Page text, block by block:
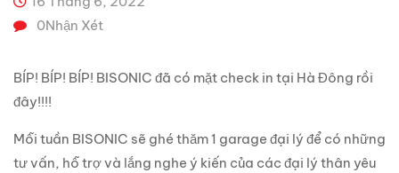
0Nhận Xét
BÍP! BÍP! BÍP! BISONIC đã có mặt check in tại Hà Đông rồi
đây!!!!
Mỗi tuần BISONIC sẽ ghé thăm 1 garage đại lý để có những
tư vấn, hỗ trợ và lắng nghe ý kiến của các đại lý thân yêu